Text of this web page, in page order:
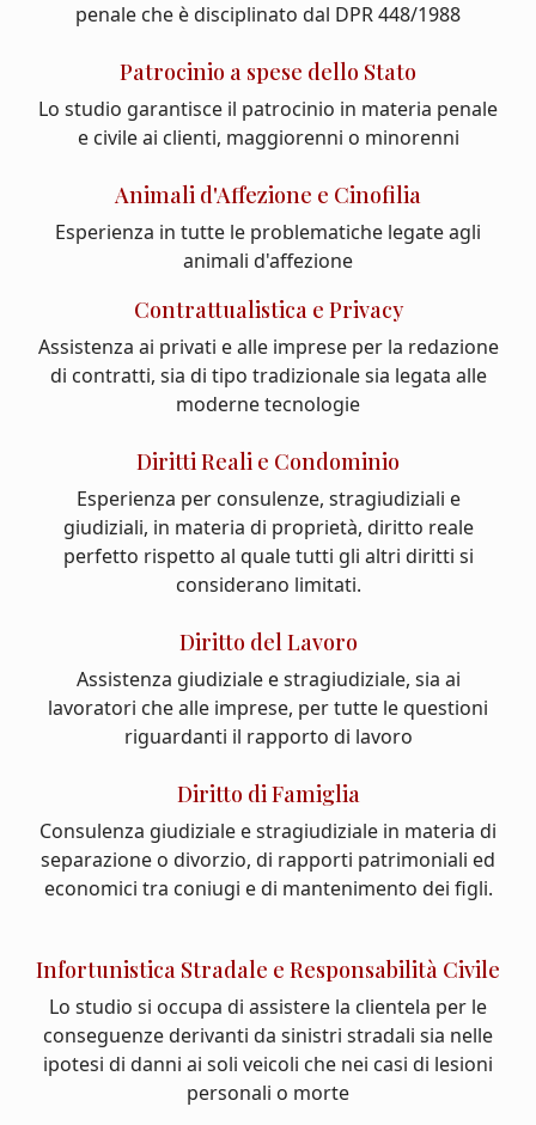
penale che è disciplinato dal DPR 448/1988
Patrocinio a spese dello Stato
Lo studio garantisce il patrocinio in materia penale
e civile ai clienti, maggiorenni o minorenni
Animali d'Affezione e Cinofilia
Esperienza in tutte le problematiche legate agli
animali d'affezione
Contrattualistica e Privacy
Assistenza ai privati e alle imprese per la redazione
di contratti, sia di tipo tradizionale sia legata alle
moderne tecnologie
Diritti Reali e Condominio
Esperienza per consulenze, stragiudiziali e
giudiziali, in materia di proprietà, diritto reale
perfetto rispetto al quale tutti gli altri diritti si
considerano limitati.
Diritto del Lavoro
Assistenza giudiziale e stragiudiziale, sia ai
lavoratori che alle imprese, per tutte le questioni
riguardanti il rapporto di lavoro
Diritto di Famiglia
Consulenza giudiziale e stragiudiziale in materia di
separazione o divorzio, di rapporti patrimoniali ed
economici tra coniugi e di mantenimento dei figli.
Infortunistica Stradale e Responsabilità Civile
Lo studio si occupa di assistere la clientela per le
conseguenze derivanti da sinistri stradali sia nelle
ipotesi di danni ai soli veicoli che nei casi di lesioni
personali o morte